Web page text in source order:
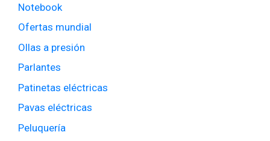
Notebook
Ofertas mundial
Ollas a presión
Parlantes
Patinetas eléctricas
Pavas eléctricas
Peluquería